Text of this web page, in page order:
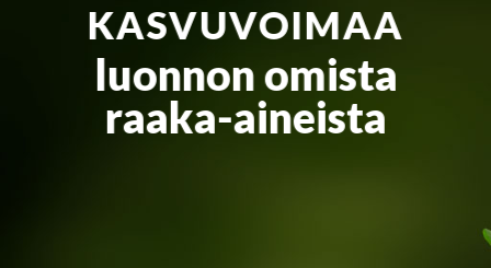
KASVUVOIMAA
luonnon omista
raaka-aineista